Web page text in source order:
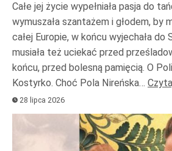
Całe jej życie wypełniała pasja do
wymuszała szantażem i głodem, by
całej Europie, w końcu wyjechała do
musiała też uciekać przed
końcu, przed bolesną pamięcią. O
Kostyrko. Choć Pola Nireńska…
28 lipca 2026
plików